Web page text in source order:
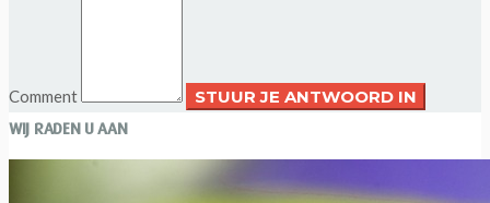
Comment
WIJ RADEN U AAN